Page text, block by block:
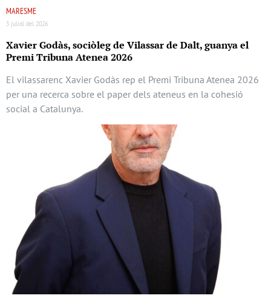
MARESME
3 juliol del 2026
Xavier Godàs, sociòleg de Vilassar de Dalt, guanya el
Premi Tribuna Atenea 2026
El vilassarenc Xavier Godàs rep el Premi Tribuna Atenea 2026
per una recerca sobre el paper dels ateneus en la cohesió
social a Catalunya.